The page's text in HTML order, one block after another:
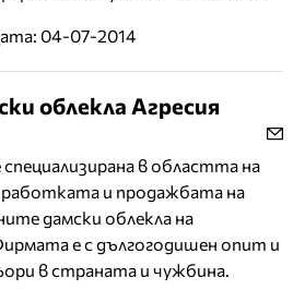
04-07-2014
облекла Агресия
в областта на
и продажбата на
дамски облекла на
е с дългогодишен опит и
в страната и чужбина.